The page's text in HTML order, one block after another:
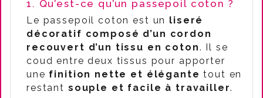
1. Qu’est-ce qu’un passepoil coton ?
Le passepoil coton est un liseré
décoratif composé d’un cordon
recouvert d’un tissu en coton. Il se
coud entre deux tissus pour apporter
une finition nette et élégante tout en
restant souple et facile à travailler.